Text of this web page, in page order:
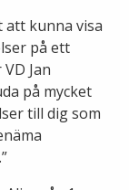
att kunna visa
på ett
Jan
på mycket
till dig som